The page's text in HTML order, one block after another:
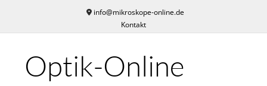
content
info@mikroskope-online.de
Kontakt
Optik-Online